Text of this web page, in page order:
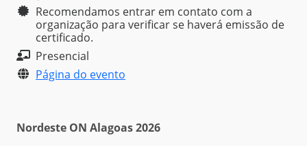
Recomendamos entrar em contato com a
organização para verificar se haverá emissão de
certificado.
Presencial
Página do evento
Nordeste ON Alagoas 2026